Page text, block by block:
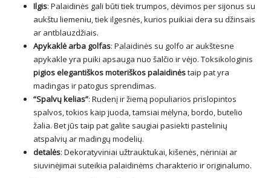
Ilgis: Palaidinės gali būti tiek trumpos, dėvimos per sijonus su
aukštu liemeniu, tiek ilgesnės, kurios puikiai dera su džinsais
ar antblauzdžiais.
Apykaklė arba golfas: Palaidinės su golfo ar aukštesne
apykakle yra puiki apsauga nuo šalčio ir vėjo. Toksikologinis
pigios elegantiškos moteriškos palaidinėstaip pat yra
madingas ir patogus sprendimas.
“Spalvų kelias”: Rudenį ir žiemą populiarios prislopintos
spalvos, tokios kaip juoda, tamsiai mėlyna, bordo, butelio
žalia. Bet jūs taip pat galite saugiai pasiekti pastelinių
atspalvių ar madingų modelių.
detalės: Dekoratyviniai užtrauktukai, kišenės, nėriniai ar
siuvinėjimai suteikia palaidinėms charakterio ir originalumo.